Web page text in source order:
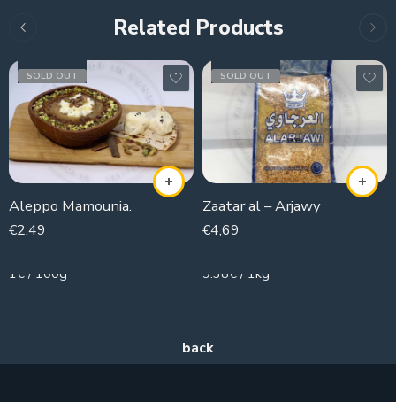
Related Products
SOLD OUT
Aleppo Mamounia.
€2,49
1€ / 100g
SOLD OUT
Zaatar al – Arjawy
€4,69
9.38€ / 1kg